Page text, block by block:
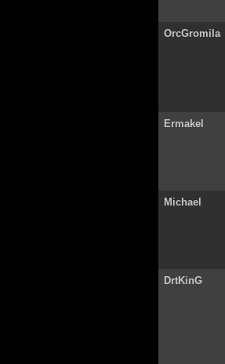
OrcGromila
Ermakel
Мichael
DrtKinG